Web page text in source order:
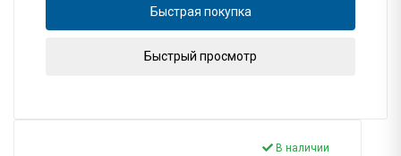
Быстрая покупка
Быстрый просмотр
В наличии